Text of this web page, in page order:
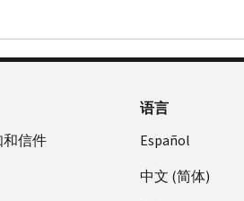
信件
语言
Español
中文 (简体)